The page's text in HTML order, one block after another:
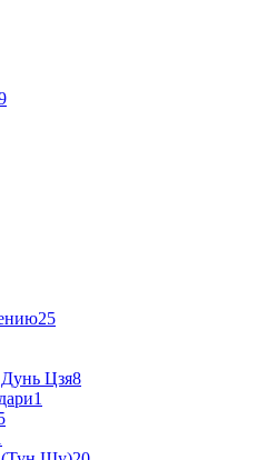
25
Цзя8
1